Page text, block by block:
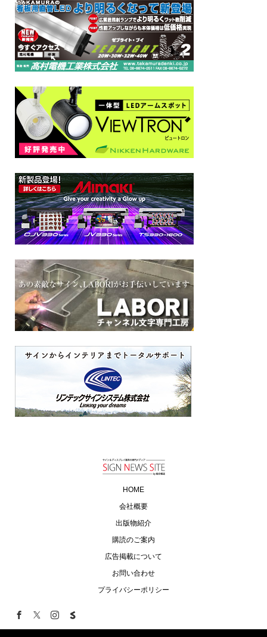
HOME
会社概要
出版物紹介
購読のご案内
広告掲載について
お問い合わせ
プライバシーポリシー